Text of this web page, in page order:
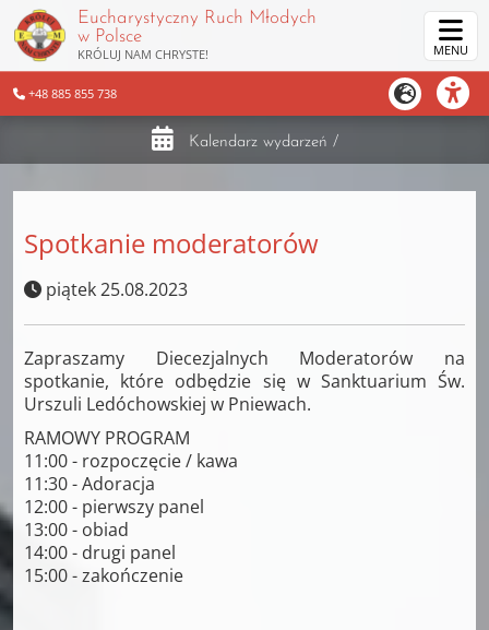
+48 885 855 738
Eucharystyczny Ruch Młodych
w Polsce
KRÓLUJ NAM CHRYSTE! MENU
Kalendarz wydarzeń /
Spotkanie moderatorów
piątek 25.08.2023
Zapraszamy Diecezjalnych Moderatorów na
spotkanie, które odbędzie się w Sanktuarium Św.
Urszuli Ledóchowskiej w Pniewach.
RAMOWY PROGRAM
11:00 - rozpoczęcie / kawa
11:30 - Adoracja
12:00 - pierwszy panel
13:00 - obiad
14:00 - drugi panel
15:00 - zakończenie